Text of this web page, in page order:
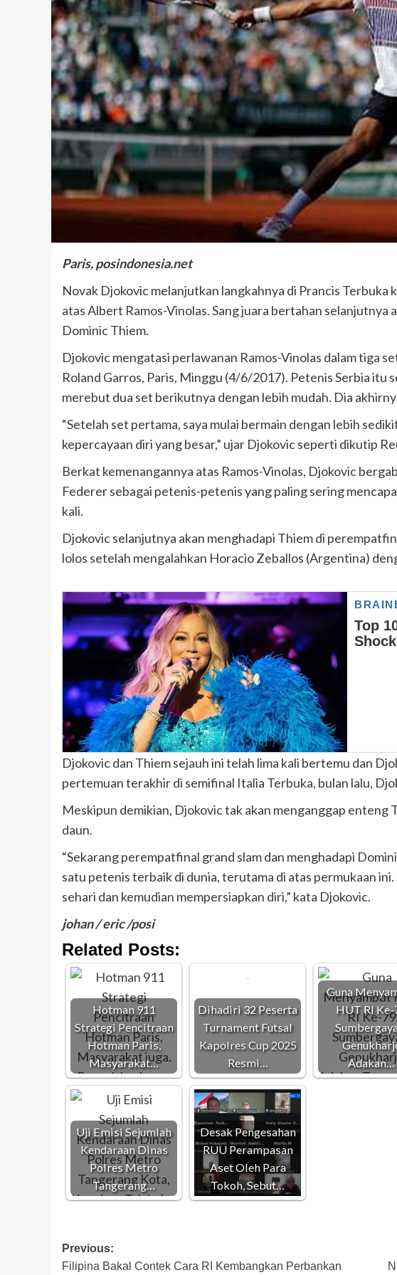
Paris, posindonesia.net
Novak Djokovic melanjutkan langkahnya di Prancis Terbuka
atas Albert Ramos-Vinolas. Sang juara bertahan
Dominic Thiem.
Djokovic mengatasi perlawanan Ramos-Vinolas dalam tiga
Roland Garros, Paris, Minggu (4/6/2017). Petenis Serbia itu
merebut dua set berikutnya dengan lebih mudah. Dia
“Setelah set pertama, saya mulai bermain dengan lebih
kepercayaan diri yang besar,” ujar Djokovic seperti dikutip
Berkat kemenangannya atas Ramos-Vinolas, Djokovic
Federer sebagai petenis-petenis yang paling sering
kali.
Djokovic selanjutnya akan menghadapi Thiem di
lolos setelah mengalahkan Horacio Zeballos (Argentina)
Djokovic dan Thiem sejauh ini telah lima kali bertemu dan
pertemuan terakhir di semifinal Italia Terbuka, bulan lalu,
Meskipun demikian, Djokovic tak akan menganggap enteng
daun.
“Sekarang perempatfinal grand slam dan menghadapi
satu petenis terbaik di dunia, terutama di atas permukaan
sehari dan kemudian mempersiapkan diri,” kata Djokovic.
johan / eric /posi
Related Posts:
Hotman 911
Strategi Pencitraan
Hotman Paris,
Masyarakat…
Dihadiri 32 Peserta
Turnament Futsal
Kapolres Cup 2025
Resmi…
Guna
HUT RI Ke-
Adakan…
Uji Emisi Sejumlah
Kendaraan Dinas
Polres Metro
Tangerang…
Desak Pengesahan
RUU Perampasan
Aset Oleh Para
Tokoh, Sebut…
Post
Previous:
Filipina Bakal Contek Cara RI Kembangkan Perbankan